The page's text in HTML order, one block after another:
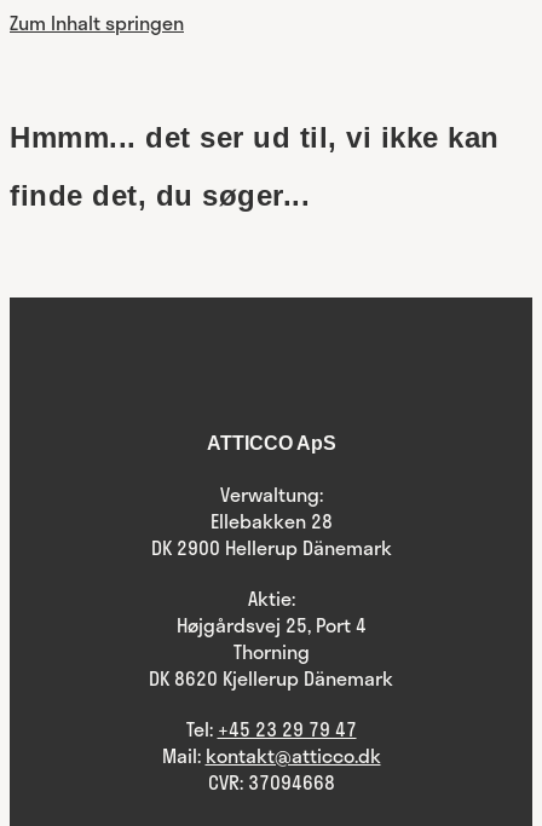
Zum Inhalt springen
Hmmm... det ser ud til, vi ikke kan
finde det, du søger...
ATTICCO ApS
Verwaltung:
Ellebakken 28
DK 2900 Hellerup Dänemark
Aktie:
Højgårdsvej 25, Port 4
Thorning
DK 8620 Kjellerup Dänemark
Tel: +45 23 29 79 47
Mail: kontakt@atticco.dk
CVR: 37094668